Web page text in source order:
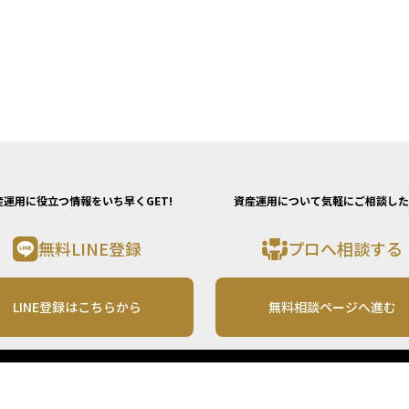
運用に役立つ情報をいち早くGET!
無料LINE登録
LINE登録はこちらから
資産運用について気軽にご相談し
プロへ相談する
無料相談ページへ進む